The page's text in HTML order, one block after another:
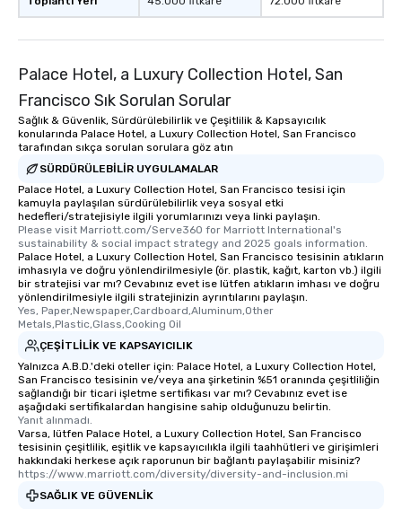
last. It’s an
One of the best
short stroll allows
members a chance
networking
heading to the next
itinerary. You Get a Dinner and a Show
who leads the group
offering engaging
fascinating stories.
along the way
ensuring there is
Palace Hotel, a Luxury Collection Hotel, San
Francisco Sık Sorulan Sorular
Sağlık & Güvenlik, Sürdürülebilirlik ve Çeşitlilik & Kapsayıcılık
konularında Palace Hotel, a Luxury Collection Hotel, San Francisco
tarafından sıkça sorulan sorulara göz atın
SÜRDÜRÜLEBILIR UYGULAMALAR
Palace Hotel, a Luxury Collection Hotel, San Francisco tesisi için
kamuyla paylaşılan sürdürülebilirlik veya sosyal etki
hedefleri/stratejisiyle ilgili yorumlarınızı veya linki paylaşın.
Please visit Marriott.com/Serve360 for Marriott International's
sustainability & social impact strategy and 2025 goals information.
Palace Hotel, a Luxury Collection Hotel, San Francisco tesisinin atıkların
imhasıyla ve doğru yönlendirilmesiyle (ör. plastik, kağıt, karton vb.) ilgili
bir stratejisi var mı? Cevabınız evet ise lütfen atıkların imhası ve doğru
yönlendirilmesiyle ilgili stratejinizin ayrıntılarını paylaşın.
Yes, Paper,Newspaper,Cardboard,Aluminum,Other
Metals,Plastic,Glass,Cooking Oil
ÇEŞITLILIK VE KAPSAYICILIK
Yalnızca A.B.D.'deki oteller için: Palace Hotel, a Luxury Collection Hotel,
San Francisco tesisinin ve/veya ana şirketinin %51 oranında çeşitliliğin
sağlandığı bir ticari işletme sertifikası var mı? Cevabınız evet ise
aşağıdaki sertifikalardan hangisine sahip olduğunuzu belirtin.
Yanıt alınmadı.
Varsa, lütfen Palace Hotel, a Luxury Collection Hotel, San Francisco
tesisinin çeşitlilik, eşitlik ve kapsayıcılıkla ilgili taahhütleri ve girişimleri
hakkındaki herkese açık raporunun bir bağlantı paylaşabilir misiniz?
https://www.marriott.com/diversity/diversity-and-inclusion.mi
SAĞLIK VE GÜVENLIK